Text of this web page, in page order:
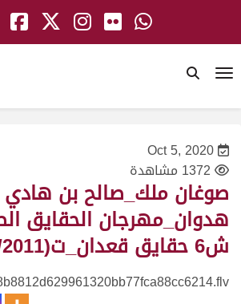
Oct 5, 2020
1372 مشاهدة
صوغان ملك_صالح بن
هدوان_مهرجان الحقايق
ش6 حقايق قعدان_ت(1/7/2011)